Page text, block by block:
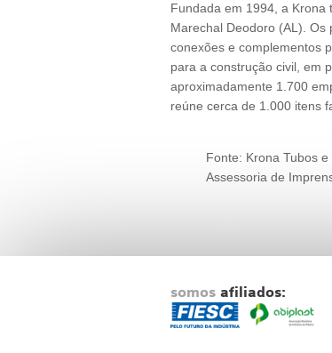
Fundada em 1994, a Krona
Marechal Deodoro (AL). Os
conexões e complementos
para a construção civil, em
aproximadamente 1.700
reúne cerca de 1.000 itens
Fonte: Krona Tubos
Assessoria de
somos afiliados: